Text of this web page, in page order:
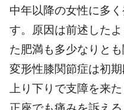
中年以降の女性に多
す。原因は前述した
た肥満も多少なりとも
変形性膝関節症は初
上り下りで支障を来